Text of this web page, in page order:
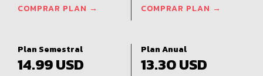
COMPRAR PLAN → COMPRAR PLAN →
Plan Semestral
14.99 USD
Plan Anual
13.30 USD